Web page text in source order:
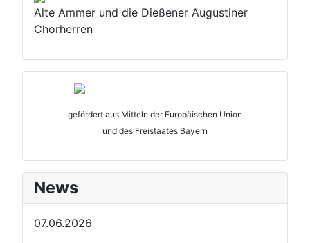
Alte Ammer und die Dießener Augustiner
Chorherren
gefördert aus Mitteln der Europäischen Union
und des Freistaates Bayern
News
07.06.2026